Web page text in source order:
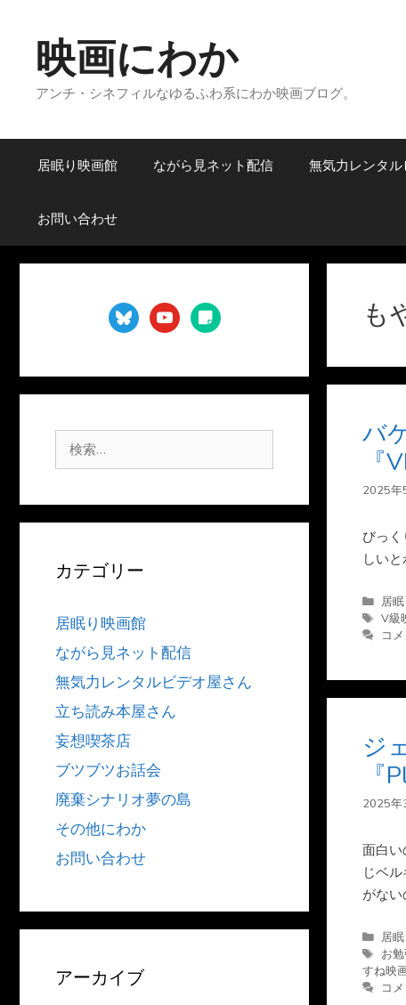
ス
映画にわか
アンチ・シネフィルなゆるふわ系にわか映画ブログ。
居眠り映画館 ながら見ネット配信 無気力レンタ
お問い合わせ
も
バ
『
2025年
びっく
しい
カ
テ
ゴ
居
タ
グ
V級
コ
ジ
『
2025年
面白
じベ
がない
カ
テ
ゴ
リ
居
タ
グ
お
すね映
コ
blueskyyoutubesticky-
note
索:
カテゴリー
居眠り映画館
ながら見ネット配信
無気力レンタルビデオ屋さん
立ち読み本屋さん
妄想喫茶店
ブツブツお話会
廃棄シナリオ夢の島
その他にわか
お問い合わせ
アーカイブ